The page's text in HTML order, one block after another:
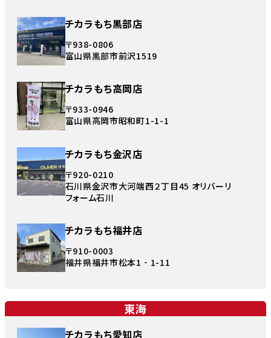
チカラもち黒部店
〒938-0806
富山県黒部市前沢1519
チカラもち高岡店
〒933-0946
富山県高岡市昭和町1-1-1
チカラもち金沢店
〒920-0210
石川県金沢市大河端西２丁目45 オリバーリ
フォーム石川
チカラもち福井店
〒910-0003
福井県福井市松本1‐1-11
東海
チカラもち愛知店